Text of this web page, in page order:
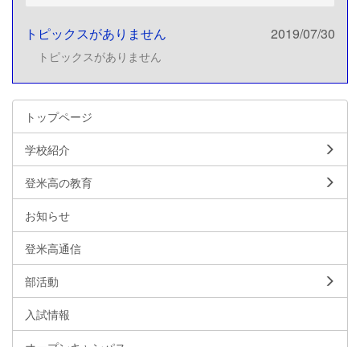
トピックスがありません 2019/07/30
トピックスがありません
トップページ
学校紹介
登米高の教育
お知らせ
登米高通信
部活動
入試情報